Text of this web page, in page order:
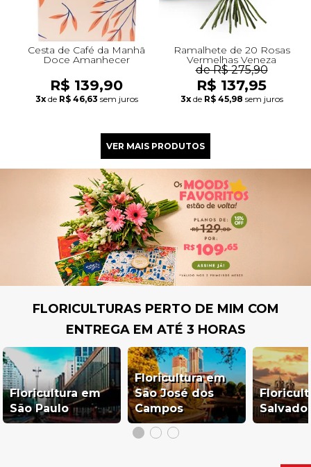
Cesta de Café da Manh
Doce Amanhecer
R$ 139,90
3x de R$ 46,63 sem juros
Ramalhete de 20 Rosas
Vermelhas Veneza
de R$ 275,90
R$ 137,95
3x de R$ 45,98 sem juros
FLORICULTURAS PERTO DE MIM COM
ENTREGA EM ATÉ 3 HORAS
Floricultura em
São Paulo
Floricultura em
São José dos
Campos